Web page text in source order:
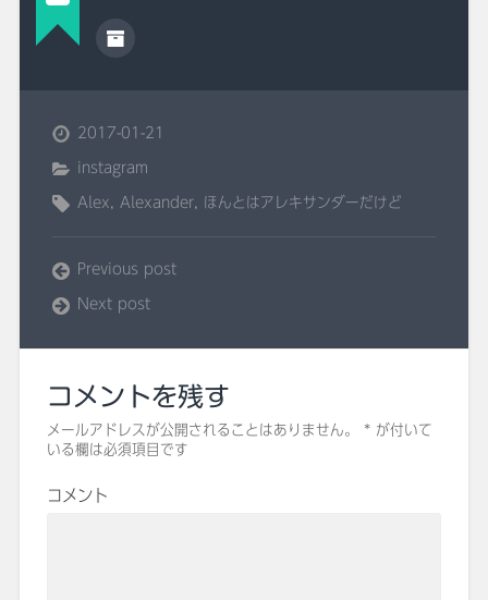
2017-01-21
instagram
Alex, Alexander, ほんとはアレキサンダーだけど
Previous post
Next post
コメントを残す
メールアドレスが公開されることはありません。 *が付いて
いる欄は必須項目です
コメント